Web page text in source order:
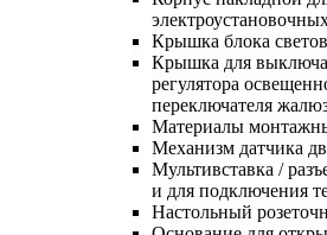
Крышка блока
Крышка для
регулятора
переключателя
Материалы
Механизм датчика
Мультивставка /
и для подключения
Настольный